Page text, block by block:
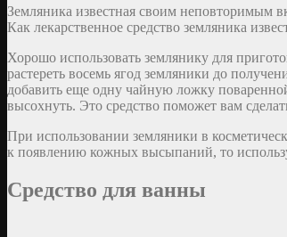
Земляника известная своим неповторимым
Как лекарственное средство земляника
Хорошо использовать землянику для
растереть восемь ягод земляники до
добавить еще одну чайную ложку
высохнуть. Это средство поможет вам
При использовании земляники в
к появлению кожных высыпаний, то
Средство для ванны